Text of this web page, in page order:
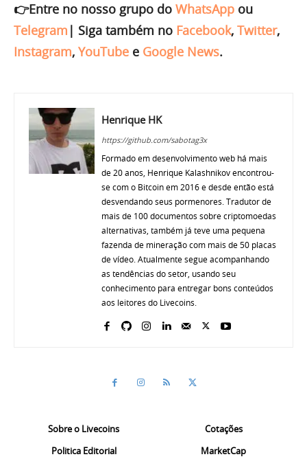
👉Entre no nosso grupo do WhatsApp ou
Telegram | Siga também no Facebook, Twitter,
Instagram, YouTube e Google News.
Henrique HK
https://github.com/sabotag3x
Formado em desenvolvimento web há mais
de 20 anos, Henrique Kalashnikov encontrou-
se com o Bitcoin em 2016 e desde então está
desvendando seus pormenores. Tradutor de
mais de 100 documentos sobre criptomoedas
alternativas, também já teve uma pequena
fazenda de mineração com mais de 50 placas
de vídeo. Atualmente segue acompanhando
as tendências do setor, usando seu
conhecimento para entregar bons conteúdos
aos leitores do Livecoins.
Sobre o Livecoins
Politica Editorial
Cotações
MarketCap